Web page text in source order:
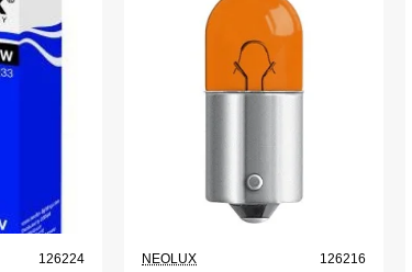
126224 NEOLUX 126216